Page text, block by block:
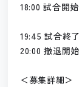
18:00 試合開始
19:45 試合終了
20:00 撤退開
＜募集詳細＞